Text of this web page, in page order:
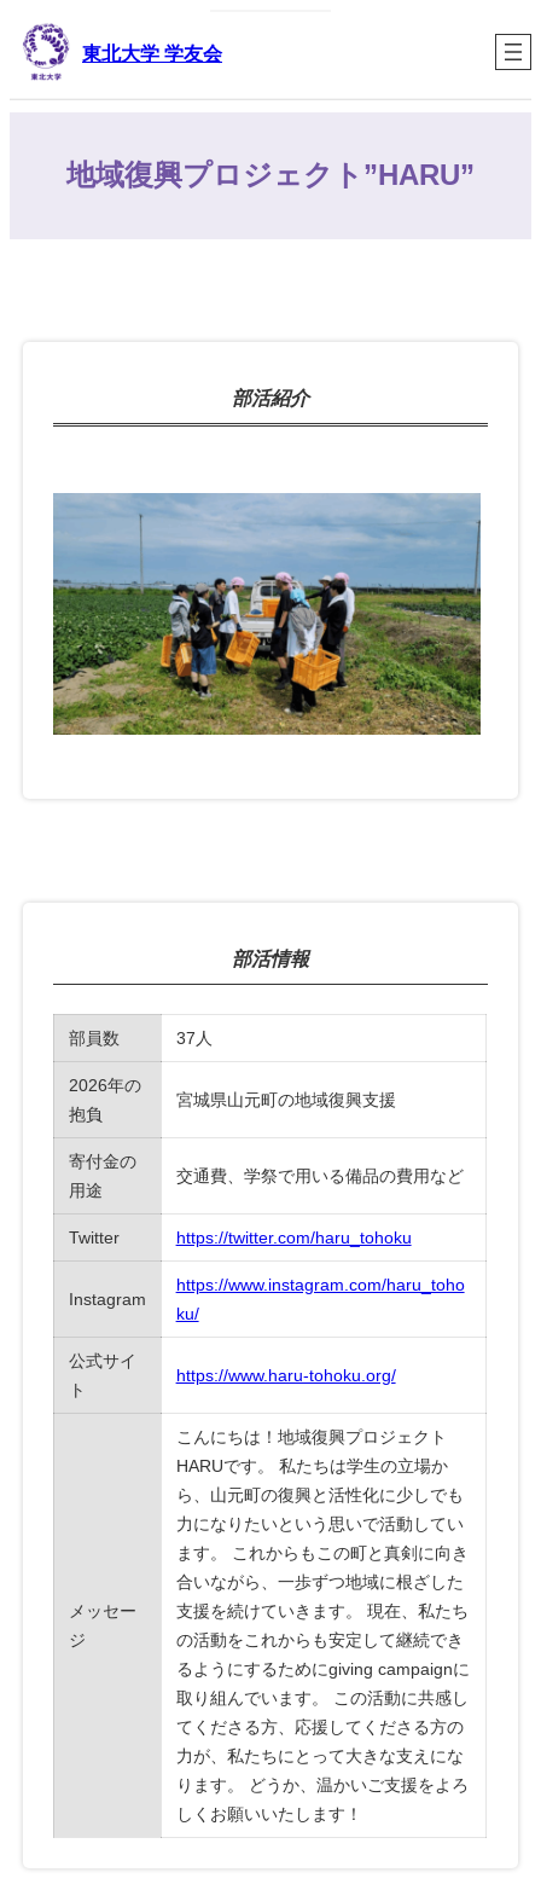
容
東北大学 学友会
地域復興プロジェクト”HARU”
部活紹介
部活情報
部員数 37人
2026年の
抱負
宮城県山元町の地域復興支援
寄付金の
用途
交通費、学祭で用いる備品の費用など
Twitter https://twitter.com/haru_tohoku
Instagram
https://www.instagram.com/haru_toho
ku/
公式サイ
ト
https://www.haru-tohoku.org/
メッセー
ジ
こんにちは！地域復興プロジェクト
HARUです。 私たちは学生の立場か
ら、山元町の復興と活性化に少しでも
力になりたいという思いで活動してい
ます。 これからもこの町と真剣に向き
合いながら、一歩ずつ地域に根ざした
支援を続けていきます。 現在、私たち
の活動をこれからも安定して継続でき
るようにするためにgiving campaignに
取り組んでいます。 この活動に共感し
てくださる方、応援してくださる方の
力が、私たちにとって大きな支えにな
ります。 どうか、温かいご支援をよろ
しくお願いいたします！